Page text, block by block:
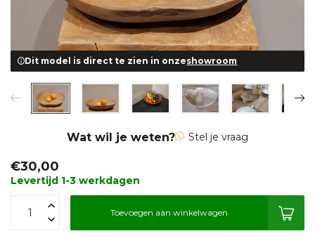
Dit model is direct te zien in onzeshowroom
Wat wil je weten? Stel je vraag
€30,00
Levertijd 1-3 werkdagen
Toevoegen aan winkelwagen